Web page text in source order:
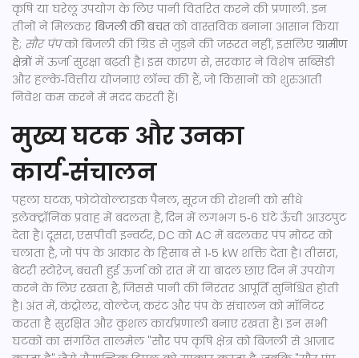
कृषि या घरेलू उपयोग के लिए पानी वितरित करने की प्रणाली. इन
तीनों ने मिलकर बिजली की बचतको वास्तविक बनाना आसान किया
है; सौर पंपको बिजली की ग्रिड से जुड़ने की जरूरत नहीं, इसलिएग्रामीण
क्षेत्रोंमें ऊर्जा सुरक्षा बढ़ती है। इस कारण से, सरकार ने विशेष सब्सिडी
और हल्के‑वित्तीय योजनाएं लॉन्च की हैं, जो किसानों को शुरुआती
निवेश कम करने में मदद करती हैं।
मुख्य घटक और उनका
कार्य‑संचालन
पहला घटक,फोटोवोल्टाइक पैनल, सूरज की रोशनी को सीधे
इलेक्ट्रॉनिक प्रवाह में बदलता है, दिन में लगभग 5‑6 घंटे ऊँची आउटपुट
देता है। दूसरा,एसपीवी इन्वर्टर, DC को AC में बदलकर पंप मोटर को
चलाता है, जो पंप के आकार के हिसाब से 1‑5 kW शक्ति देता है। तीसरा,
बेटरी स्टोरेज,बचती हुई ऊर्जा को रात में या बादल छाए दिन में उपयोग
करने के लिए रखता है, जिससे पानी की निरंतर आपूर्ति सुनिश्चित होती
है। अंत में,कंट्रोलर,वोल्टेज, करंट और पंप के संचालन को मॉनिटर
करता है सुरक्षित और कुशल कार्यप्रणाली बनाए रखता है। इन सभी
घटकों का संगठित तालमेल "सौर पंप कृषि क्षेत्र को बिजली से आज़ाद